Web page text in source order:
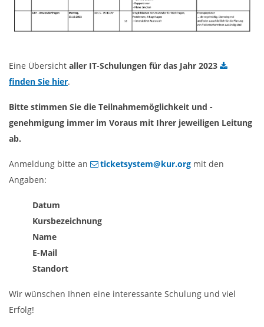
Eine Übersicht aller IT-Schulungen für das Jahr 2023
finden Sie hier.
Bitte stimmen Sie die Teilnahmemöglichkeit und -
genehmigung immer im Voraus mit Ihrer jeweiligen Leitung
ab.
Anmeldung bitte an ticketsystem@kur.org mit den
Angaben:
Datum
Kursbezeichnung
Name
E-Mail
Standort
Wir wünschen Ihnen eine interessante Schulung und viel
Erfolg!